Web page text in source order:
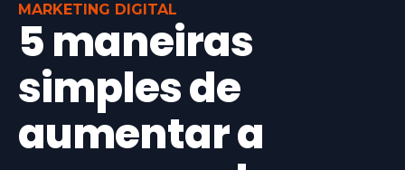
MARKETING DIGITAL
5 maneiras
simples de
aumentar a